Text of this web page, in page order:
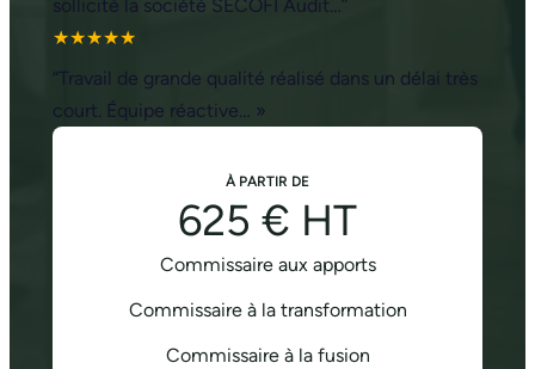
sollicité la société SECOFI Audit…”
★★★★★
“Travail de grande qualité réalisé dans un délai très
court. Équipe réactive… »
À PARTIR DE
625 € HT
Commissaire aux apports
Commissaire à la transformation
Commissaire à la fusion